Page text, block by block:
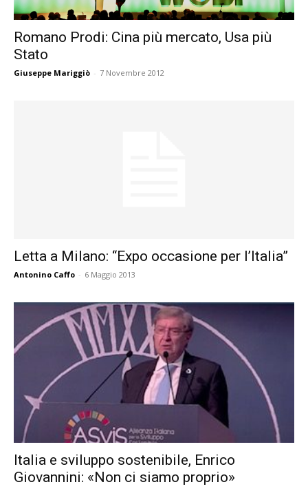
Romano Prodi: Cina più mercato, Usa più
Stato
Giuseppe Mariggiò - 7 Novembre 2012
Letta a Milano: “Expo occasione per l’Italia”
Antonino Caffo - 6 Maggio 2013
Italia e sviluppo sostenibile, Enrico
Giovannini: «Non ci siamo proprio»